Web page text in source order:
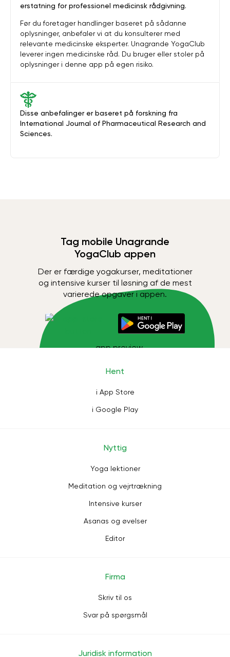
Disse anbefalinger er baseret på forskning fra
International Journal of Pharmaceutical Research and
Sciences.
erstatning for professionel medicinsk rådgivning.
Før du foretager handlinger baseret på sådanne
oplysninger, anbefaler vi at du konsulterer med
relevante medicinske eksperter. Unagrande YogaClub
leverer ingen medicinske råd. Du bruger eller stoler på
oplysninger i denne app på egen risiko.
Tag mobile Unagrande
YogaClub appen
Der er færdige yogakurser, meditationer
og intensive kurser til løsning af de mest
varierede opgaver i appen.
Hent
i App Store
i Google Play
Nyttig
Yoga lektioner
Meditation og vejrtrækning
Intensive kurser
Asanas og øvelser
Editor
Firma
Skriv til os
Svar på spørgsmål
Juridisk information